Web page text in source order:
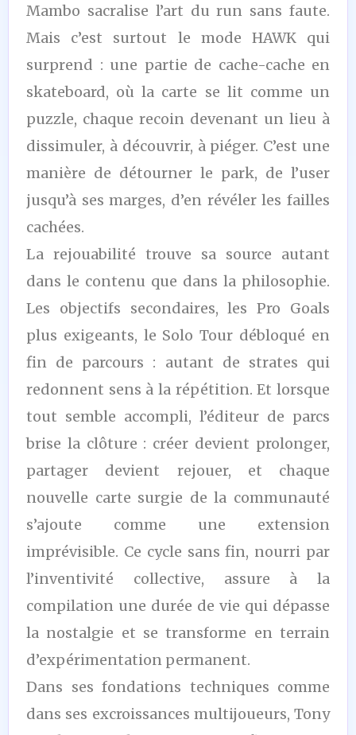
Mambo sacralise l’art du run sans faute.
Mais c’est surtout le mode HAWK qui
surprend : une partie de cache-cache en
skateboard, où la carte se lit comme un
puzzle, chaque recoin devenant un lieu à
dissimuler, à découvrir, à piéger. C’est une
manière de détourner le park, de l’user
jusqu’à ses marges, d’en révéler les failles
cachées.
La rejouabilité trouve sa source autant
dans le contenu que dans la philosophie.
Les objectifs secondaires, les Pro Goals
plus exigeants, le Solo Tour débloqué en
fin de parcours : autant de strates qui
redonnent sens à la répétition. Et lorsque
tout semble accompli, l’éditeur de parcs
brise la clôture : créer devient prolonger,
partager devient rejouer, et chaque
nouvelle carte surgie de la communauté
s’ajoute comme une extension
imprévisible. Ce cycle sans fin, nourri par
l’inventivité collective, assure à la
compilation une durée de vie qui dépasse
la nostalgie et se transforme en terrain
d’expérimentation permanent.
Dans ses fondations techniques comme
dans ses excroissances multijoueurs, Tony